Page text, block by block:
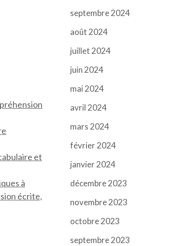
et
à
écrite,
septembre 2024
août 2024
juillet 2024
juin 2024
mai 2024
avril 2024
mars 2024
février 2024
janvier 2024
décembre 2023
novembre 2023
octobre 2023
septembre 2023